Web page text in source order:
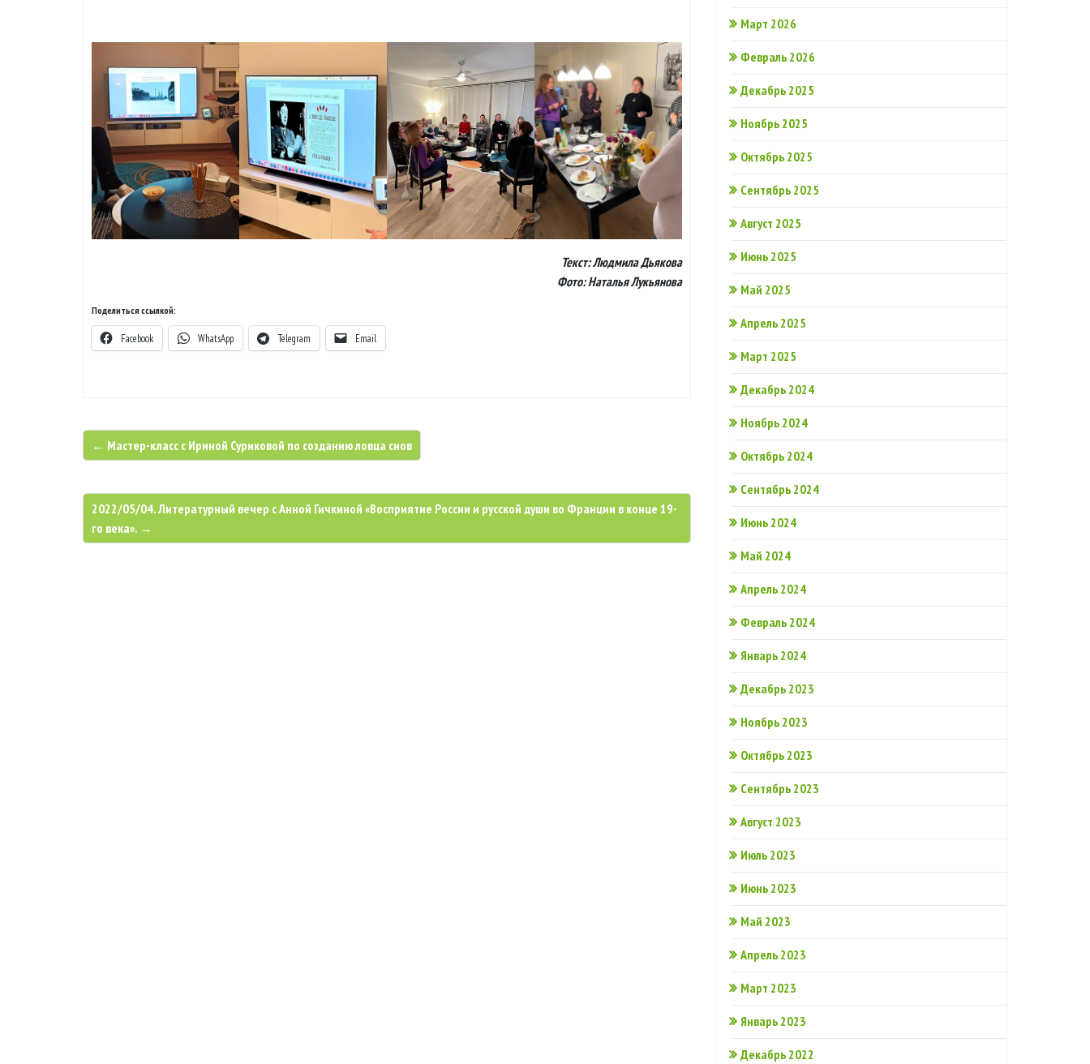
Текст: Людмила Дьякова
Фото: Наталья Лукьянова
Поделиться ссылкой:
Facebook WhatsApp Telegram Email
← Мастер-класс с Ириной Суриковой по созданию ловца снов
2022/05/04. Литературный вечер с Анной Гичкиной «Восприятие России и русской души во Франции в конце 19-
го века». →
Март 2026
Февраль 2026
Декабрь 2025
Ноябрь 2025
Октябрь 2025
Сентябрь 2025
Август 2025
Июнь 2025
Май 2025
Апрель 2025
Март 2025
Декабрь 2024
Ноябрь 2024
Октябрь 2024
Сентябрь 2024
Июнь 2024
Май 2024
Апрель 2024
Февраль 2024
Январь 2024
Декабрь 2023
Ноябрь 2023
Октябрь 2023
Сентябрь 2023
Август 2023
Июль 2023
Июнь 2023
Май 2023
Апрель 2023
Март 2023
Январь 2023
Декабрь 2022